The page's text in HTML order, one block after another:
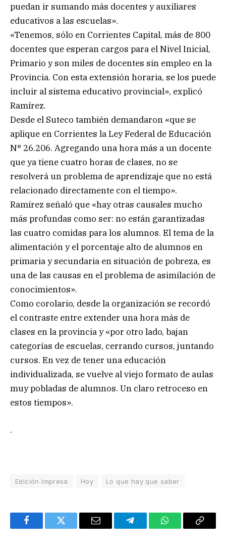
puedan ir sumando más docentes y auxiliares
educativos a las escuelas».
«Tenemos, sólo en Corrientes Capital, más de 800
docentes que esperan cargos para el Nivel Inicial,
Primario y son miles de docentes sin empleo en la
Provincia. Con esta extensión horaria, se los puede
incluir al sistema educativo provincial», explicó
Ramírez.
Desde el Suteco también demandaron «que se
aplique en Corrientes la Ley Federal de Educación
N° 26.206. Agregando una hora más a un docente
que ya tiene cuatro horas de clases, no se
resolverá un problema de aprendizaje que no está
relacionado directamente con el tiempo».
Ramírez señaló que «hay otras causales mucho
más profundas como ser: no están garantizadas
las cuatro comidas para los alumnos. El tema de la
alimentación y el porcentaje alto de alumnos en
primaria y secundaria en situación de pobreza, es
una de las causas en el problema de asimilación de
conocimientos».
Como corolario, desde la organización se recordó
el contraste entre extender una hora más de
clases en la provincia y «por otro lado, bajan
categorías de escuelas, cerrando cursos, juntando
cursos. En vez de tener una educación
individualizada, se vuelve al viejo formato de aulas
muy pobladas de alumnos. Un claro retroceso en
estos tiempos».
.
Edición Impresa Hoy Lo que hay que saber
FacebookTwitter Email TelegramWhatsAppCopy